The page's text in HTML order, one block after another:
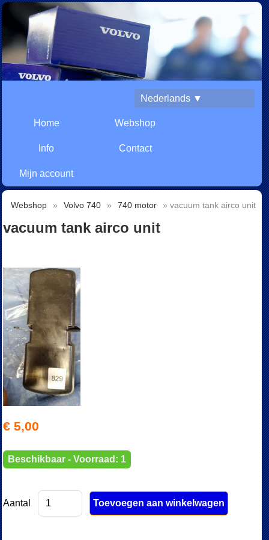
Nederlands ▼
Home Webshop
Info Contact
Mijn account
Webshop » Volvo 740 » 740 motor » vacuum tank airco unit
vacuum tank airco unit
€ 5,00
Beschikbaar - Voorraad: 1
Aantal